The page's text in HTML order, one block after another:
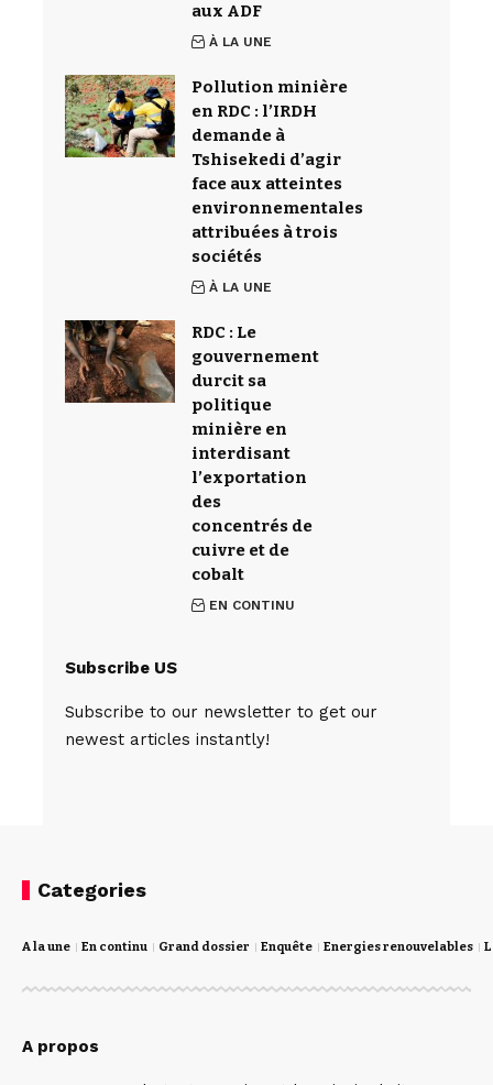
aux ADF
À LA UNE
Pollution minière
en RDC : l’IRDH
demande à
Tshisekedi d’agir
face aux atteintes
environnementales
attribuées à trois
sociétés
À LA UNE
RDC : Le
gouvernement
durcit sa
politique
minière en
interdisant
l’exportation
des
concentrés de
cuivre et de
cobalt
EN CONTINU
Subscribe US
Subscribe to our newsletter to get our
newest articles instantly!
Categories
A la une En continu Grand dossier Enquête Energies renouvelables
A propos